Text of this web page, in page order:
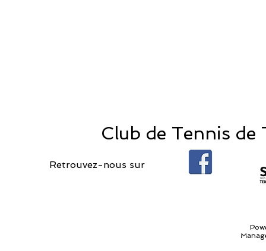
Retrouvez-nous sur
Club de Tennis de